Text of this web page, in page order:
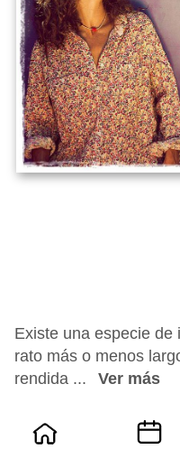
Existe una especie de
rato más o menos
rendida ...
Ver más